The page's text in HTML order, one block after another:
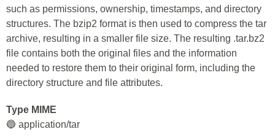
such as permissions, ownership, timestamps, and directory
structures. The bzip2 format is then used to compress the tar
archive, resulting in a smaller file size. The resulting .tar.bz2
file contains both the original files and the information
needed to restore them to their original form, including the
directory structure and file attributes.
Type MIME
🔵 application/tar